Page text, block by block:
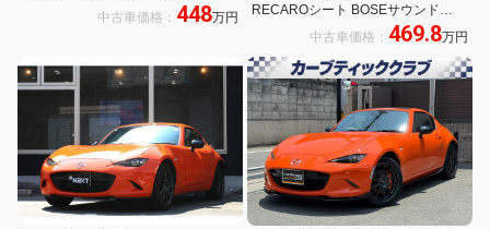
中古車価格： 448万円
RECAROシート BOSEサウンド
BILSTEINダンパー フロントBlembo
中古車価格： 469.8万円